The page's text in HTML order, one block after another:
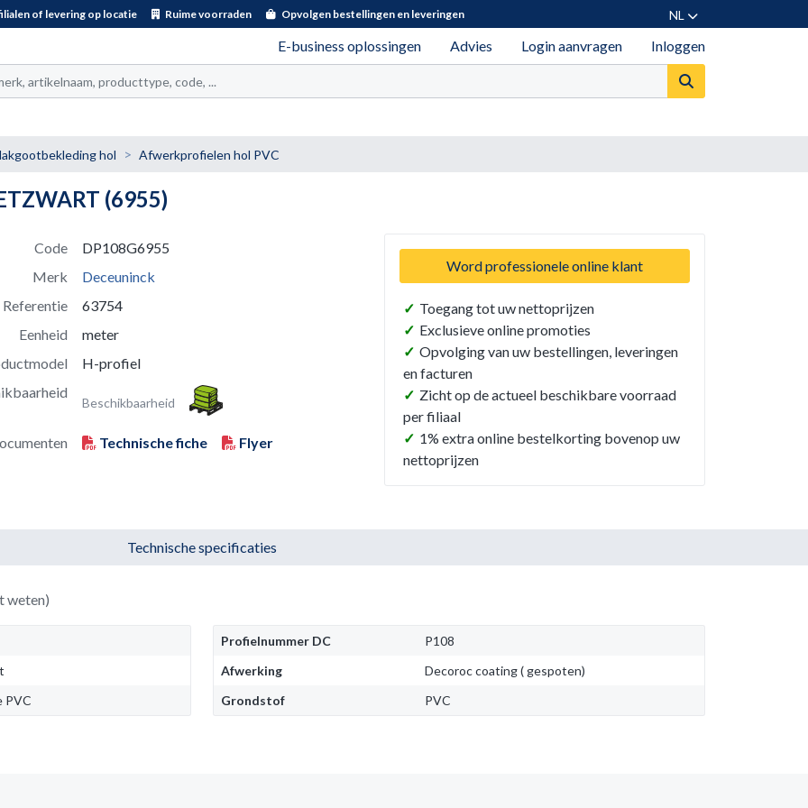
of levering op locatie Ruime voorraden Opvolgen bestellingen en leveringen NL
E-business oplossingen Advies Login aanvragen Inloggen
hol Afwerkprofielen hol PVC
(6955)
Code
DP108G6955
Merk
Deceuninck
Referentie
63754
Eenheid
meter
H-profiel
Beschikbaarheid
Technische fiche Flyer
Word professionele online klant
✓ Toegang tot uw nettoprijzen
✓ Exclusieve online promoties
✓ Opvolging van uw bestellingen, leveringen
en facturen
✓ Zicht op de actueel beschikbare voorraad
per filiaal
✓ 1% extra online bestelkorting bovenop uw
nettoprijzen
Technische specificaties
weten)
PVC
Profielnummer DC
P108
Afwerking
Decoroc coating ( gespoten)
Grondstof
PVC